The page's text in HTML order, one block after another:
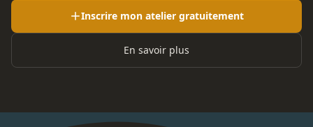
Inscrire mon atelier gratuitement
En savoir plus